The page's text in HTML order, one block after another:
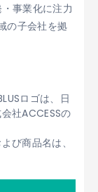
事業化に注力
の子会社を拠
ロゴは、日
社ACCESSの
び商品名は、